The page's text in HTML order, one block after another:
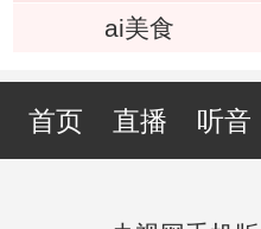
ai美食
首页 直播 听音